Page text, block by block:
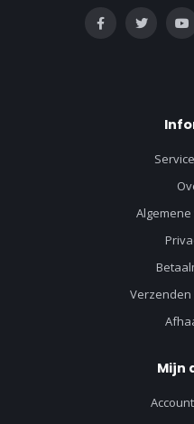
Verzenden
Mijn